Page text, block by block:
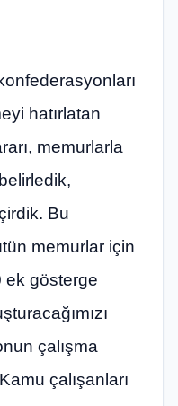
hatırlatan
memurlarla
Bu
memurlar için
ek gösterge
çalışma
çalışanları